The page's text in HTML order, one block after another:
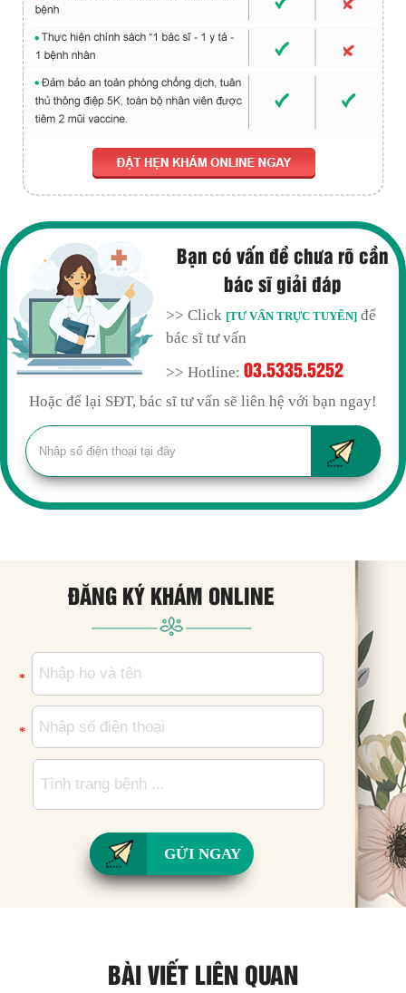
Bạn có vấn đề chưa rõ cần
bác sĩ giải đáp
>> Click [TƯ VẤN TRỰC TUYẾN] để
bác sĩ tư vấn
>> Hotline:03.5335.5252
Hoặc để lại SĐT, bác sĩ tư vấn sẽ liên hệ với bạn ngay!
ĐĂNG KÝ KHÁM ONLINE
*
*
GỬI NGAY
BÀI VIẾT LIÊN QUAN